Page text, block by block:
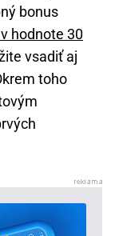
bonus
hodnote 30
vsadiť aj
toho